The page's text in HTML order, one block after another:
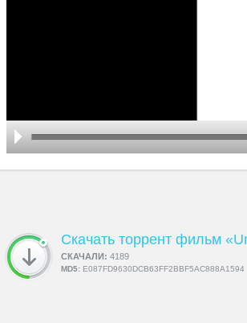
Скачать торрент фильм
СКАЧАЛИ: 4189
MD5: E087FD9630DCB63FF2BBF5AC888A1594